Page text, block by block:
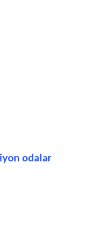
odalar